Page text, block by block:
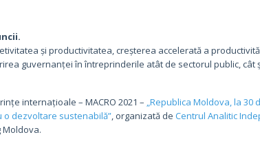
și productivitatea, creșterea accelerată a
guvernanței în întreprinderile atât de sectorul public, cât
internațioale – MACRO 2021 – „Republica Moldova, la 30
dezvoltare sustenabilă”, organizată de Centrul Analitic